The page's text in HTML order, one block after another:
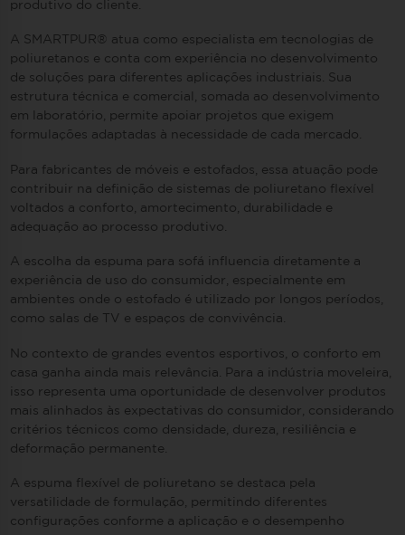
produtivo do cliente.
A SMARTPUR® atua como especialista em tecnologias de
poliuretanos e conta com experiência no desenvolvimento
de soluções para diferentes aplicações industriais. Sua
estrutura técnica e comercial, somada ao desenvolvimento
em laboratório, permite apoiar projetos que exigem
formulações adaptadas à necessidade de cada mercado.
Para fabricantes de móveis e estofados, essa atuação pode
contribuir na definição de sistemas de poliuretano flexível
voltados a conforto, amortecimento, durabilidade e
adequação ao processo produtivo.
A escolha da espuma para sofá influencia diretamente a
experiência de uso do consumidor, especialmente em
ambientes onde o estofado é utilizado por longos períodos,
como salas de TV e espaços de convivência.
No contexto de grandes eventos esportivos, o conforto em
casa ganha ainda mais relevância. Para a indústria moveleira,
isso representa uma oportunidade de desenvolver produtos
mais alinhados às expectativas do consumidor, considerando
critérios técnicos como densidade, dureza, resiliência e
deformação permanente.
A espuma flexível de poliuretano se destaca pela
versatilidade de formulação, permitindo diferentes
configurações conforme a aplicação e o desempenho